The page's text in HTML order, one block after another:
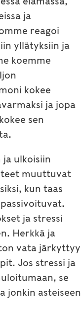
ja
reagoi
yllätyksiin ja
koemme
kokee
ja jopa
sen
ulkoisiin
muuttuvat
kun taas
ja stressi
Herkkä ja
vata järkyttyy
Jos stressi ja
se
jonkin asteiseen